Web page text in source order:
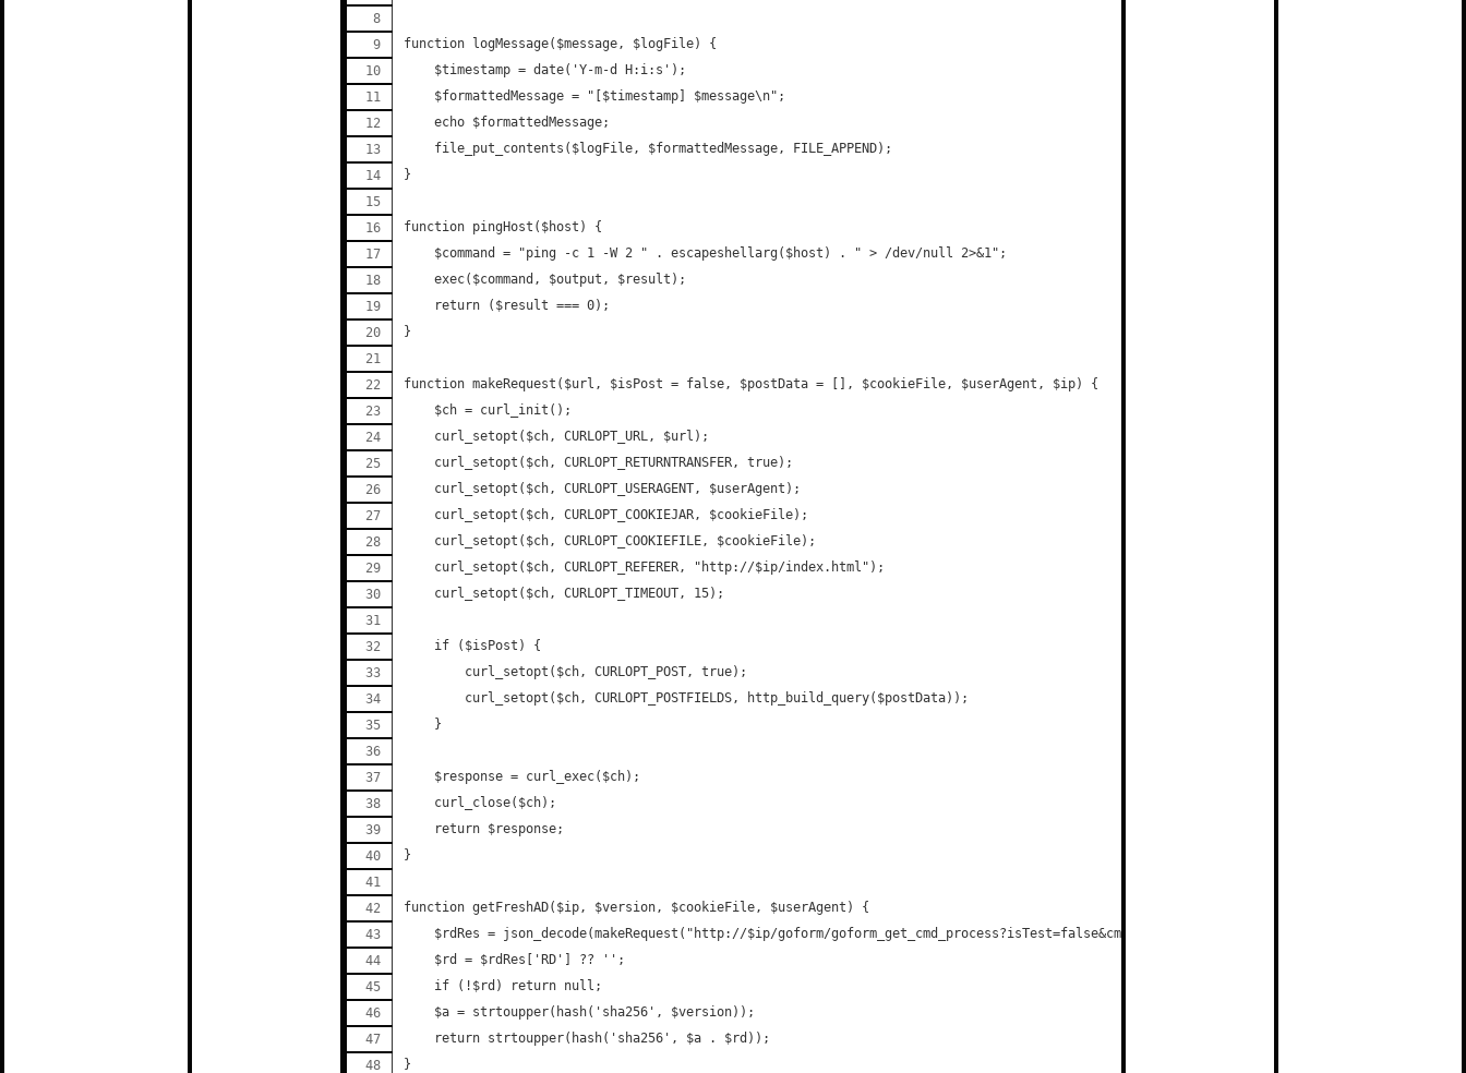
function logMessage($message, $logFile) {
    $timestamp = date('Y-m-d H:i:s');
    $formattedMessage = "[$timestamp] $message\n";
    echo $formattedMessage;
    file_put_contents($logFile, $formattedMessage, FILE_APPEND);
}
function pingHost($host) {
    $command = "ping -c 1 -W 2 " . escapeshellarg($host) . " > /dev/null 2>&1";
    exec($command, $output, $result);
    return ($result === 0);
}
function makeRequest($url, $isPost = false, $postData = [], $cookieFile, $userAgent, $ip) {
    $ch = curl_init();
    curl_setopt($ch, CURLOPT_URL, $url);
    curl_setopt($ch, CURLOPT_RETURNTRANSFER, true);
    curl_setopt($ch, CURLOPT_USERAGENT, $userAgent);
    curl_setopt($ch, CURLOPT_COOKIEJAR, $cookieFile);
    curl_setopt($ch, CURLOPT_COOKIEFILE, $cookieFile);
    curl_setopt($ch, CURLOPT_REFERER, "http://$ip/index.html");
    curl_setopt($ch, CURLOPT_TIMEOUT, 15);
    if ($isPost) {
        curl_setopt($ch, CURLOPT_POST, true);
        curl_setopt($ch, CURLOPT_POSTFIELDS, http_build_query($postData));
    }
    $response = curl_exec($ch);
    curl_close($ch);
    return $response;
}
function getFreshAD($ip, $version, $cookieFile, $userAgent) {
$rdRes = json_decode(makeRequest("http://$ip/goform/goform_get_cmd_process?isTest=false&cmd=RD", false, [], $cookieFile, $userAgent,
    $rd = $rdRes['RD'] ?? '';
    if (!$rd) return null;
    $a = strtoupper(hash('sha256', $version));
    return strtoupper(hash('sha256', $a . $rd));
}